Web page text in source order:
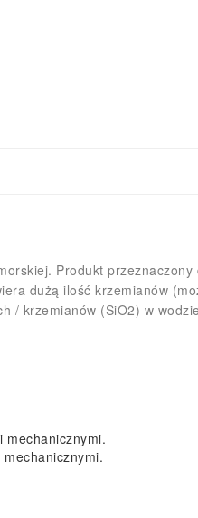
Produkt przeznaczony
dużą ilość krzemianów
/ krzemianów (SiO2) w
mechanicznymi.